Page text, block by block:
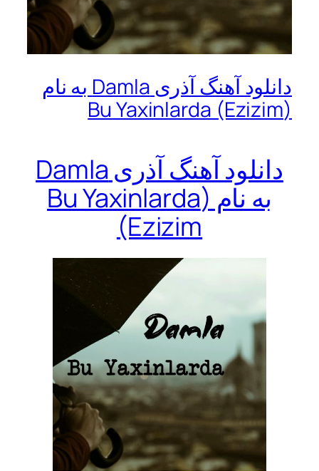
دانلود آهنگ آذری Damla به نام
(Bu Yaxinlarda (Ezizim
دانلود آهنگ آذری Damla
به نام (Bu Yaxinlarda
(Ezizim